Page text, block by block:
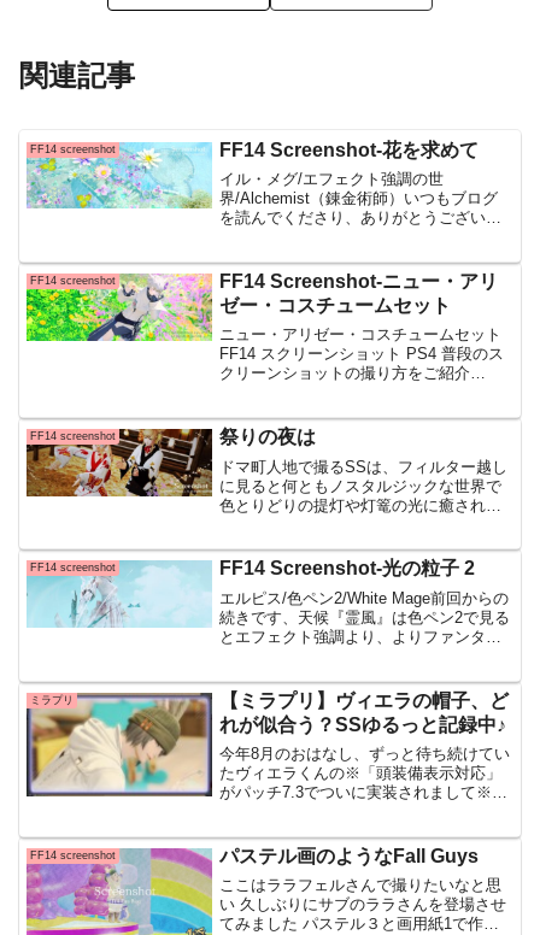
関連記事
FF14 screenshot FF14 Screenshot-花を求めて
イル・メグ/エフェクト強調の世
界/Alchemist（錬金術師）いつもブログ
を読んでくださり、ありがとうございま
てられないので今日も元気にFF14の世界
に飛び出していき...
FF14 screenshot
FF14 Screenshot-ニュー・アリ
ゼー・コスチュームセット
ニュー・アリゼー・コスチュームセット
FF14 スクリーンショット PS4 普段のス
クリーンショットの撮り方をご紹介
全部イイ！ だ猫大満足でした テンション
が高まって
FF14 screenshot 祭りの夜は
ドマ町人地で撮るSSは、フィルター越し
に見ると何ともノスタルジックな世界で
色とりどりの提灯や灯篭の光に癒されて
色ペン１/Tank追加コンテンツのようなも
FF14 screenshot FF14 Screenshot-光の粒子 2
エルピス/色ペン2/White Mage前回からの
続きです、天候『霊風』は色ペン2で見る
とエフェクト強調より、よりファンタジ
すSSを撮りすぎたのは、途中で『月』が
写り込...
ミラプリ
【ミラプリ】ヴィエラの帽子、ど
れが似合う？SSゆるっと記録中♪
今年8月のおはなし、ずっと待ち続けてい
たヴィエラくんの※「頭装備表示対応」
がパッチ7.3でついに実装されまして※ヴ
は、８月最後のブログで少しだけ触れて
いたのですが 祝！
FF14 screenshot パステル画のようなFall Guys
ここはララフェルさんで撮りたいなと思
い 久しぶりにサブのララさんを登場させ
てみました パステル３と画用紙1で作る